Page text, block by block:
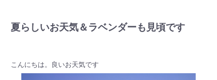
夏らしいお天気＆ラベンダーも見頃です
こんにちは。良いお天気です